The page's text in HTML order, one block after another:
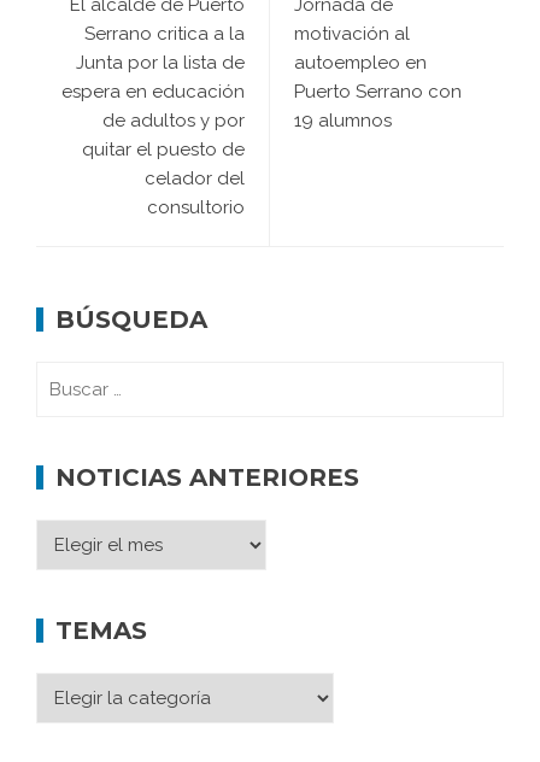
El alcalde de Puerto
Serrano critica a la
Junta por la lista de
espera en educación
de adultos y por
quitar el puesto de
celador del
consultorio
Jornada de
motivación al
autoempleo en
Puerto Serrano con
19 alumnos
BÚSQUEDA
NOTICIAS ANTERIORES
TEMAS